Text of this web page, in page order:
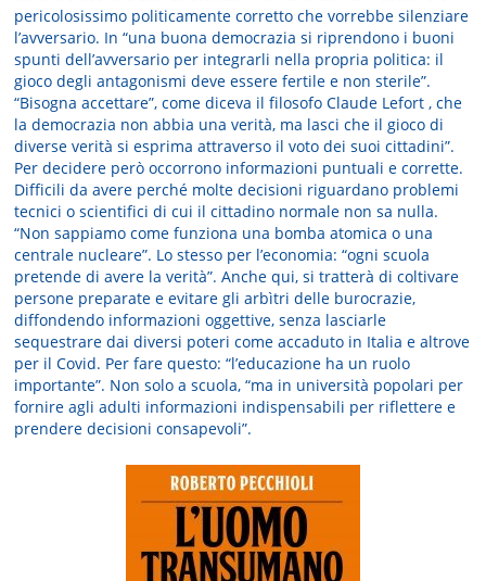
pericolosissimo politicamente corretto che vorrebbe silenziare
l’avversario. In “una buona democrazia si riprendono i buoni
spunti dell’avversario per integrarli nella propria politica: il
gioco degli antagonismi deve essere fertile e non sterile”.
“Bisogna accettare”, come diceva il filosofo Claude Lefort , che
la democrazia non abbia una verità, ma lasci che il gioco di
diverse verità si esprima attraverso il voto dei suoi cittadini”.
Per decidere però occorrono informazioni puntuali e corrette.
Difficili da avere perché molte decisioni riguardano problemi
tecnici o scientifici di cui il cittadino normale non sa nulla.
“Non sappiamo come funziona una bomba atomica o una
centrale nucleare”. Lo stesso per l’economia: “ogni scuola
pretende di avere la verità”. Anche qui, si tratterà di coltivare
persone preparate e evitare gli arbìtri delle burocrazie,
diffondendo informazioni oggettive, senza lasciarle
sequestrare dai diversi poteri come accaduto in Italia e altrove
per il Covid. Per fare questo: “l’educazione ha un ruolo
importante”. Non solo a scuola, “ma in università popolari per
fornire agli adulti informazioni indispensabili per riflettere e
prendere decisioni consapevoli”.